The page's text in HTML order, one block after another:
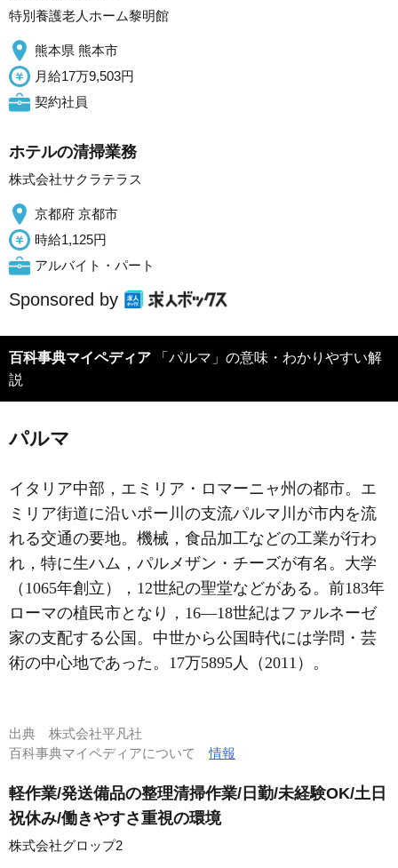
特別養護老人ホーム黎明館
熊本県 熊本市
月給17万9,503円
契約社員
ホテルの清掃業務
株式会社サクラテラス
京都府 京都市
時給1,125円
アルバイト・パート
Sponsored by
百科事典マイペディア 「パルマ」の意味・わかりやすい解
説
パルマ
イタリア中部，エミリア・ロマーニャ州の都市。エ
ミリア街道に沿いポー川の支流パルマ川が市内を流
れる交通の要地。機械，食品加工などの工業が行わ
れ，特に生ハム，パルメザン・チーズが有名。大学
（1065年創立），12世紀の聖堂などがある。前183年
ローマの植民市となり，16―18世紀はファルネーゼ
家の支配する公国。中世から公国時代には学問・芸
術の中心地であった。17万5895人（2011）。
出典 株式会社平凡社
百科事典マイペディアについて情報
軽作業/発送備品の整理清掃作業/日勤/未経験OK/土日
祝休み/働きやすさ重視の環境
株式会社グロップ2